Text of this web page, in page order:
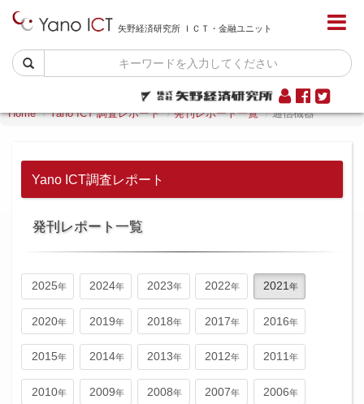
矢野経済研究所 ＩＣＴ・金融ユニット
Home Yano ICT 調査レポート 発刊レポート一覧 通信機器
Yano ICT調査レポート
発刊レポート一覧
2025 2024 2023 2022 2021
2020 2019 2018 2017 2016
2015 2014 2013 2012 2011
2010 2009 2008 2007 2006